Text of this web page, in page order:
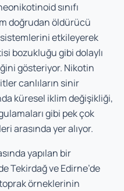
sınıfı
doğrudan öldürücü
etkileyerek
bozukluğu gibi dolaylı
gösteriyor. Nikotin
canlıların sinir
küresel iklim değişikliği,
gibi pek çok
arasında yer alıyor.
yapılan bir
Tekirdağ ve Edirne’de
örneklerinin